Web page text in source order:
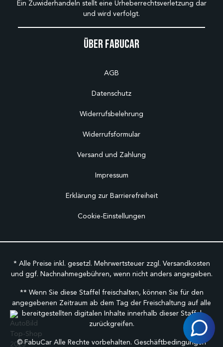
Über Fabucar
AGB
Datenschutz
Widerrufsbelehrung
Widerrufsformular
Versand und Zahlung
Impressum
Erklärung zur Barrierefreiheit
Cookie-Einstellungen
Ein Zuwiderhandeln stellt eine Urheberrechtsverletzung dar
und wird verfolgt.
* Alle Preise inkl. gesetzl. Mehrwertsteuer zzgl. Versandkosten
und ggf. Nachnahmegebühren, wenn nicht anders angegeben.
** Wenn Sie diese Staffel freischalten, können Sie für den
angegebenen Zeitraum ab dem Tag der Freischaltung auf alle
bereitgestellten digitalen Inhalte innerhalb dieser Staffel
zurückgreifen.
©FabuCar Alle Rechte vorbehalten. Geschäftbedingungen